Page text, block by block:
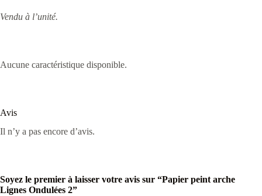
Vendu à l’unité.
Aucune caractéristique disponible.
Avis
Il n’y a pas encore d’avis.
Soyez le premier à laisser votre avis sur “Papier peint arche
Lignes Ondulées 2”